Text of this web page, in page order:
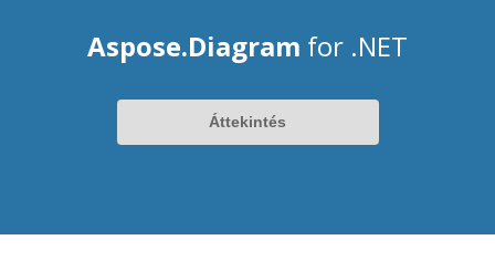
Aspose.Diagram for .NET
Áttekintés